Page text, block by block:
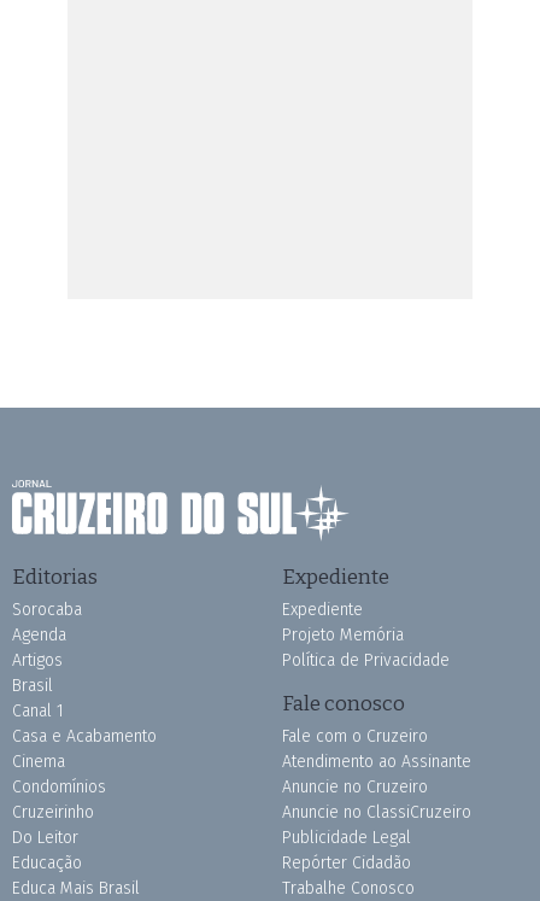
Editorias
Sorocaba
Agenda
Artigos
Brasil
Canal 1
Casa e Acabamento
Cinema
Condomínios
Cruzeirinho
Do Leitor
Educação
Educa Mais Brasil
Expediente
Expediente
Projeto Memória
Política de Privacidade
Fale conosco
Fale com o Cruzeiro
Atendimento ao Assinante
Anuncie no Cruzeiro
Anuncie no ClassiCruzeiro
Publicidade Legal
Repórter Cidadão
Trabalhe Conosco